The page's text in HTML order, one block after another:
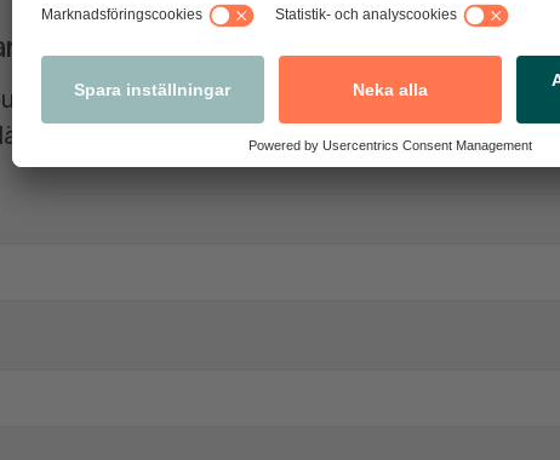
och kommentarer. Observera att vi förbehåller
som vi bedömer som olämpliga.